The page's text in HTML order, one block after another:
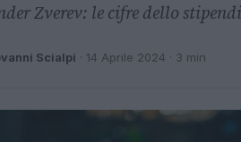
Zverev: le cifre dello
Scialpi · 14 Aprile 2024 · 3 min